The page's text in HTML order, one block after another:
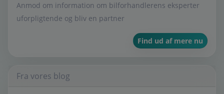
Anmod om information om bilforhandlerens eksperter
uforpligtende og bliv en partner
Find ud af mere nu
Fra vores blog